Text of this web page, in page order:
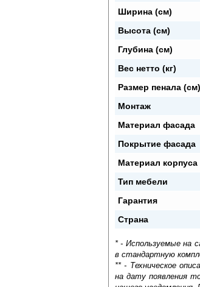
Ширина (см)
Высота (см)
Глубина (см)
Вес нетто (кг)
Размер пенала (см)
Монтаж
Материал фасада
Покрытие фасада
Материал корпуса
Тип мебели
Гарантия
Страна
* - Используемые на
в стандартную
** - Техническое
на дату появления